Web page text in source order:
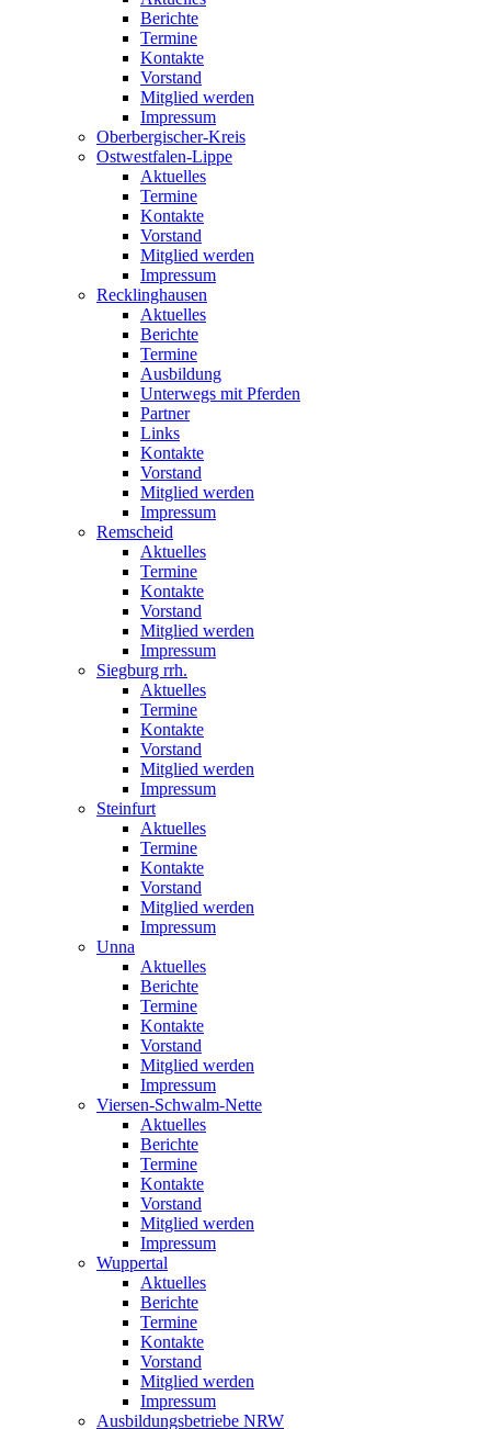
Berichte
Termine
Kontakte
Vorstand
Mitglied werden
Impressum
Oberbergischer-Kreis
Ostwestfalen-Lippe
Aktuelles
Termine
Kontakte
Vorstand
Mitglied werden
Impressum
Recklinghausen
Aktuelles
Berichte
Termine
Ausbildung
Unterwegs mit Pferden
Partner
Links
Kontakte
Vorstand
Mitglied werden
Impressum
Remscheid
Aktuelles
Termine
Kontakte
Vorstand
Mitglied werden
Impressum
Siegburg rrh.
Aktuelles
Termine
Kontakte
Vorstand
Mitglied werden
Impressum
Steinfurt
Aktuelles
Termine
Kontakte
Vorstand
Mitglied werden
Impressum
Unna
Aktuelles
Berichte
Termine
Kontakte
Vorstand
Mitglied werden
Impressum
Viersen-Schwalm-Nette
Aktuelles
Berichte
Termine
Kontakte
Vorstand
Mitglied werden
Impressum
Wuppertal
Aktuelles
Berichte
Termine
Kontakte
Vorstand
Mitglied werden
Impressum
Ausbildungsbetriebe NRW